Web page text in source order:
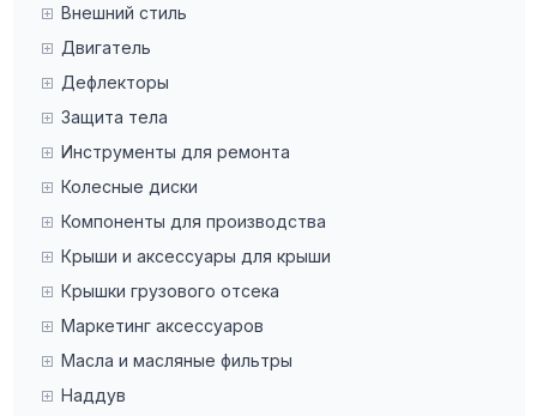
Внешний стиль
Двигатель
Дефлекторы
Защита тела
Инструменты для ремонта
Колесные диски
Компоненты для производства
Крыши и аксессуары для крыши
Крышки грузового отсека
Маркетинг аксессуаров
Масла и масляные фильтры
Наддув